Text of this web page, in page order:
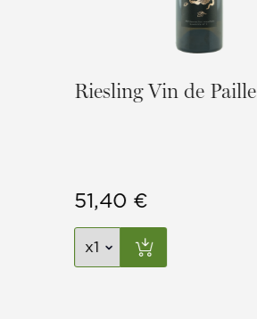
Riesling Vin de Paille
51,40 €